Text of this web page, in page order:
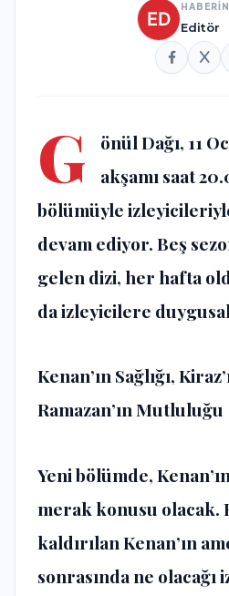
Editör
G
önül Dağı, 11
akşamı saat
bölümüyle
devam ediyor. Beş
gelen dizi, her hafta
da izleyicilere
Kenan’ın Sağlığı,
Ramazan’ın Mutluluğu
Yeni bölümde,
merak konusu olacak.
kaldırılan Kenan’ın
sonrasında ne